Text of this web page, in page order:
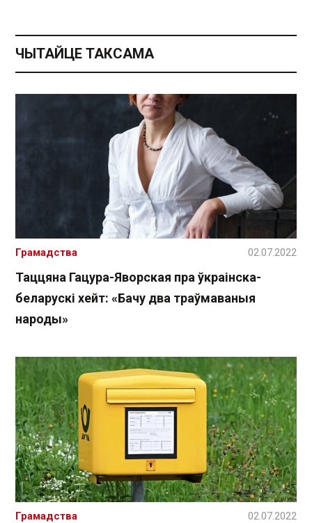
ЧЫТАЙЦЕ ТАКСАМА
Таццяна Гацура-Яворская пра ўкраінска-
беларускі хейт: «Бачу два траўмаваныя
народы»
Грамадства 02.07.2022
Грамадства 02.07.2022